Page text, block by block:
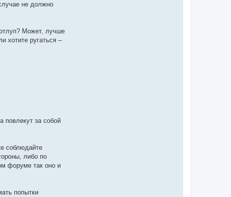
не должно
Может, лучше
хотите ругаться –
повлекут за собой
соблюдайте
либо по
форуме так оно и
попытки